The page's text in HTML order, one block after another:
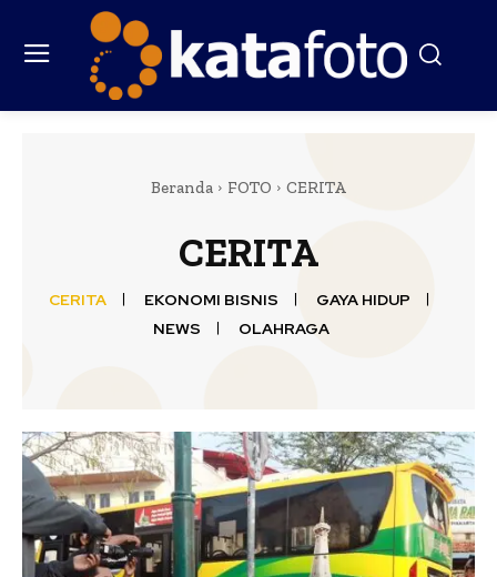
Beranda FOTO CERITA
CERITA
CERITA EKONOMI BISNIS
GAYA HIDUP
NEWS
OLAHRAGA